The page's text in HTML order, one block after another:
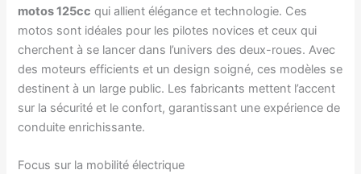
motos 125cc qui allient élégance et technologie. Ces
motos sont idéales pour les pilotes novices et ceux qui
cherchent à se lancer dans l’univers des deux-roues. Avec
des moteurs efficients et un design soigné, ces modèles se
destinent à un large public. Les fabricants mettent l’accent
sur la sécurité et le confort, garantissant une expérience de
conduite enrichissante.
Focus sur la mobilité électrique